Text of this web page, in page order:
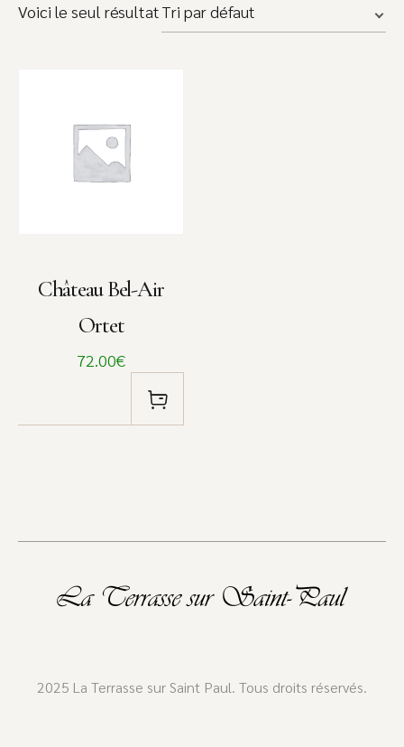
Voici le seul résultat
Château Bel-Air
Ortet
72.00€
2025 La Terrasse sur Saint Paul. Tous droits réservés.